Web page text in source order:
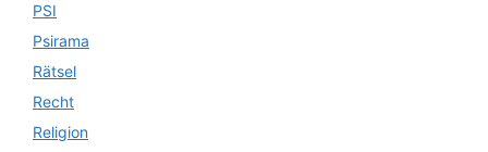
PSI
Psirama
Rätsel
Recht
Religion